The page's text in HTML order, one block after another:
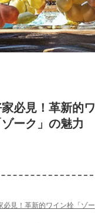
必見！革新的ワ
ーク」の魅力
必見！革新的ワイン栓「ゾー